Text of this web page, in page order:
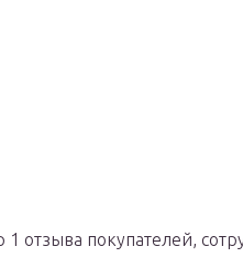
отзыва покупателей,